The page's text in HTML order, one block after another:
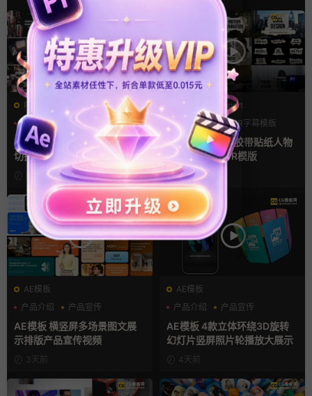
PR基本图形mogrt
PR基本图形
企业宣传模板
幻灯片
Pr视频模板 10款3D空间多屏
切换开场相册视频展示照片墙
pr模板
9小时前
PR基本图形mogrt
PR基本图形
PR字幕模板
人物介绍
pr字幕模板 9组胶带贴纸人物
介绍角标动画PR模版
1天前
AE模板
产品介绍
产品宣传
产品展示
AE模板 横竖屏多场景图文展
示排版产品宣传视频
3天前
AE模板
产品介绍
产品宣传
产品展示
AE模板 4款立体环绕3D旋转
幻灯片竖屏照片轮播放大展示
4天前